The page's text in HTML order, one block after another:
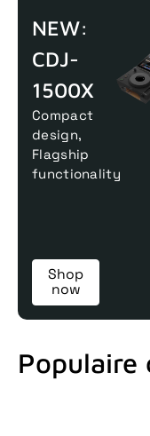
NEW:
CDJ-
1500X
Compact
design,
Flagship
functionality
Shop
now
Populaire